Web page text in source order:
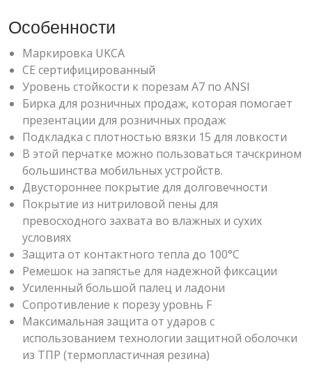
Особенности
Маркировка UKCA
CE сертифицированный
Уровень стойкости к порезам А7 по ANSI
Бирка для розничных продаж, которая помогает
презентации для розничных продаж
Подкладка с плотностью вязки 15 для ловкости
В этой перчатке можно пользоваться тачскрином
большинства мобильных устройств.
Двустороннее покрытие для долговечности
Покрытие из нитриловой пены для
превосходного захвата во влажных и сухих
условиях
Защита от контактного тепла до 100°C
Ремешок на запястье для надежной фиксации
Усиленный большой палец и ладони
Сопротивление к порезу уровнь F
Максимальная защита от ударов с
использованием технологии защитной оболочки
из ТПР (термопластичная резина)